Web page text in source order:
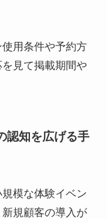
用条件や予約方
見て掲載期間や
認知を広げる手
模な体験イベン
規顧客の導入が